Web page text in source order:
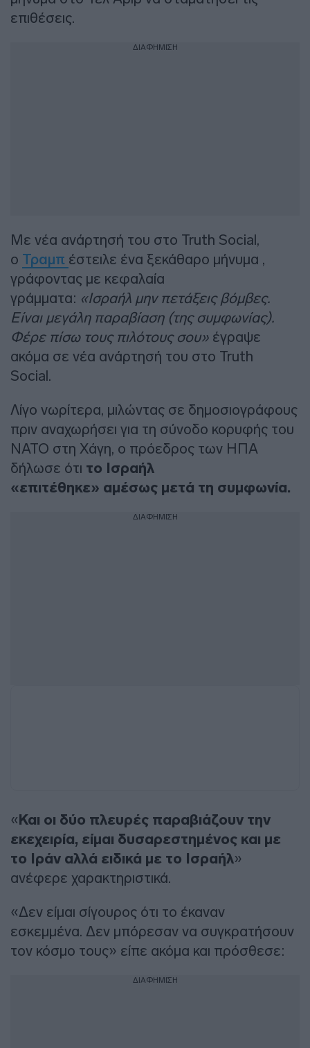
επιθέσεις.
ΔΙΑΦΗΜΙΣΗ
Με νέα ανάρτησή του στο Truth Social,
ο Τραμπ έστειλε ένα ξεκάθαρο μήνυμα ,
γράφοντας με κεφαλαία
γράμματα: «Ισραήλ μην πετάξεις βόμβες.
Είναι μεγάλη παραβίαση (της συμφωνίας).
Φέρε πίσω τους πιλότους σου» έγραψε
ακόμα σε νέα ανάρτησή του στο Truth
Social.
Λίγο νωρίτερα, μιλώντας σε δημοσιογράφους
πριν αναχωρήσει για τη σύνοδο κορυφής του
ΝΑΤΟ στη Χάγη, ο πρόεδρος των ΗΠΑ
δήλωσε ότι το Ισραήλ
«επιτέθηκε» αμέσως μετά τη συμφωνία.
ΔΙΑΦΗΜΙΣΗ
« Και οι δύο πλευρές παραβιάζουν την
εκεχειρία, είμαι δυσαρεστημένος και με
το Ιράν αλλά ειδικά με το Ισραήλ»
ανέφερε χαρακτηριστικά.
«Δεν είμαι σίγουρος ότι το έκαναν
εσκεμμένα. Δεν μπόρεσαν να συγκρατήσουν
τον κόσμο τους» είπε ακόμα και πρόσθεσε:
ΔΙΑΦΗΜΙΣΗ